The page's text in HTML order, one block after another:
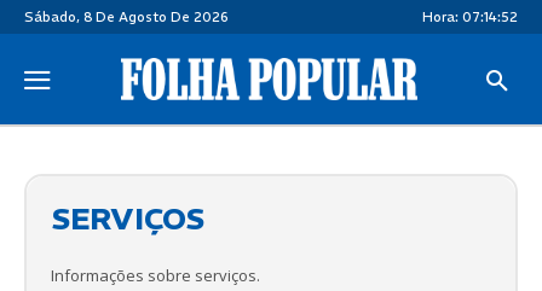
Sábado, 8 De Agosto De 2026 Hora: 07:14:53
SERVIÇOS
Informações sobre serviços.